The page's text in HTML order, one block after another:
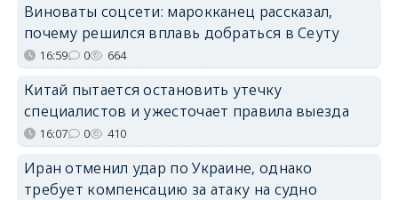
Виноваты соцсети: марокканец рассказал,
почему решился вплавь добраться в Сеуту
16:59 0 664
Китай пытается остановить утечку
специалистов и ужесточает правила выезда
16:07 0 410
Иран отменил удар по Украине, однако
требует компенсацию за атаку на судно